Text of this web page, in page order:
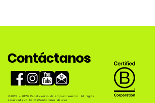
Contáctanos
©2015 – 2026 Panal centro de emprendimiento. All rights
reserved (v0.14.13)Condiciones de uso